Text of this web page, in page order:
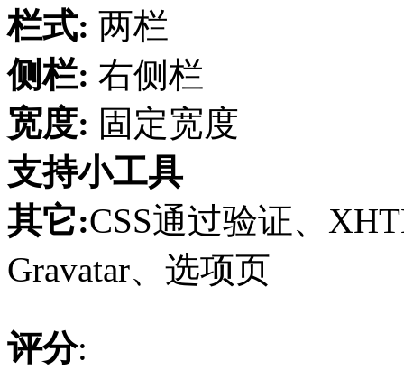
栏式: 两栏
侧栏: 右侧栏
宽度: 固定宽度
支持小工具
其它:CSS通过验证、
Gravatar、选项页
评分: